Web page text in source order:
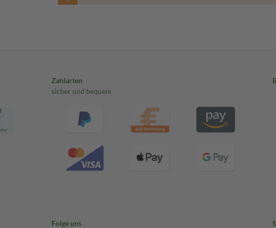
Zahlarten
sicher und bequem
Folge uns